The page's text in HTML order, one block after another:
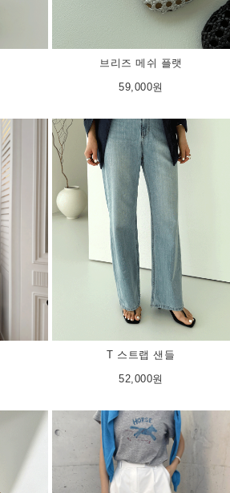
브리즈 메쉬 플랫
59,000원
T 스트랩 샌들
52,000원